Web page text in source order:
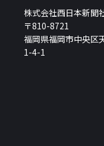
株式会社西日本新聞
〒810-8721
福岡県福岡市中央区
1-4-1